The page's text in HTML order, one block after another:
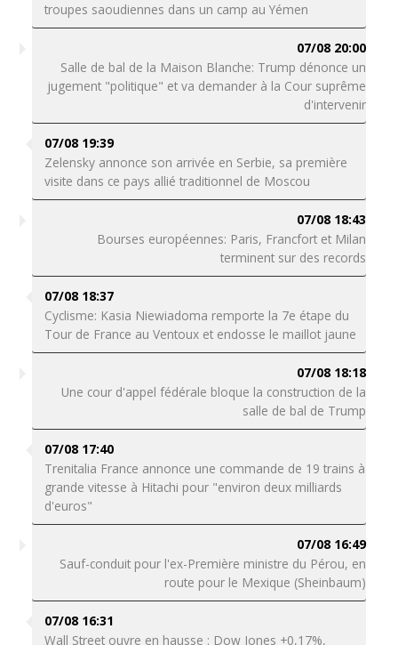
troupes saoudiennes dans un camp au Yémen
07/08 20:00
Salle de bal de la Maison Blanche: Trump dénonce un
jugement "politique" et va demander à la Cour suprême
d'intervenir
07/08 19:39
Zelensky annonce son arrivée en Serbie, sa première
visite dans ce pays allié traditionnel de Moscou
07/08 18:43
Bourses européennes: Paris, Francfort et Milan
terminent sur des records
07/08 18:37
Cyclisme: Kasia Niewiadoma remporte la 7e étape du
Tour de France au Ventoux et endosse le maillot jaune
07/08 18:18
Une cour d'appel fédérale bloque la construction de la
salle de bal de Trump
07/08 17:40
Trenitalia France annonce une commande de 19 trains à
grande vitesse à Hitachi pour "environ deux milliards
d'euros"
07/08 16:49
Sauf-conduit pour l'ex-Première ministre du Pérou, en
route pour le Mexique (Sheinbaum)
07/08 16:31
Wall Street ouvre en hausse : Dow Jones +0,17%,